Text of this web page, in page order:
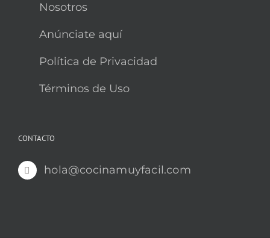
Nosotros
Anúnciate aquí
Política de Privacidad
Términos de Uso
CONTACTO
hola@cocinamuyfacil.com